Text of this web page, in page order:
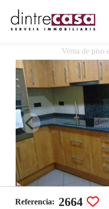
Venta de piso
Referencia: 2664